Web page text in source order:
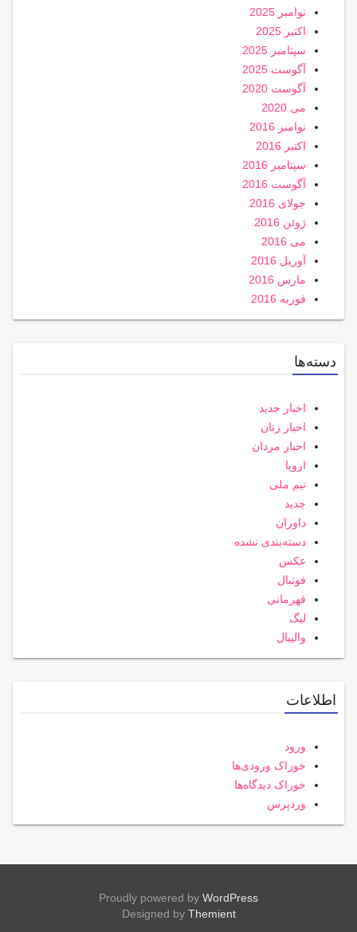
نوامبر 2025
اکتبر 2025
سپتامبر 2025
آگوست 2025
آگوست 2020
می 2020
نوامبر 2016
اکتبر 2016
سپتامبر 2016
آگوست 2016
جولای 2016
ژوئن 2016
می 2016
آوریل 2016
مارس 2016
فوریه 2016
دسته‌ها
اخبار جدید
اخبار زنان
اخبار مردان
اروپا
تیم ملی
جدید
داوران
دسته‌بندی نشده
عکس
فوتبال
قهرمانی
لیگ
والیبال
اطلاعات
ورود
خوراک ورودی‌ها
خوراک دیدگاه‌ها
وردپرس
Proudly powered by WordPress
Designed by Themient